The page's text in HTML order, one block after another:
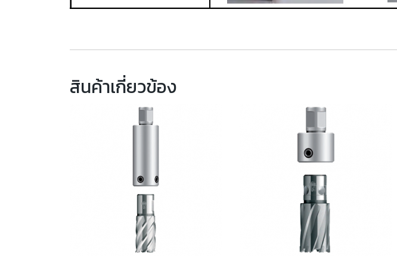
สินค้าเกี่ยวข้อง